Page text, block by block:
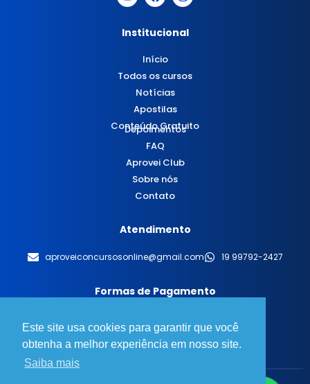
Este site usa cookies para garantir que você
obtenha a melhor experiência em nosso site.
Saiba mais
Institucional
Início
Todos os cursos
Notícias
Apostilas
Conteúdo Gratuito
Depoimentos
FAQ
Aprovei Club
Sobre nós
Contato
Atendimento
aproveiconcursosonline@gmail.com 19 99792-2427
Formas de Pagamento